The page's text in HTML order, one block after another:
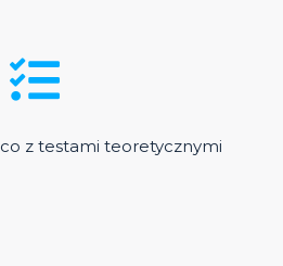
z testami teoretycznymi